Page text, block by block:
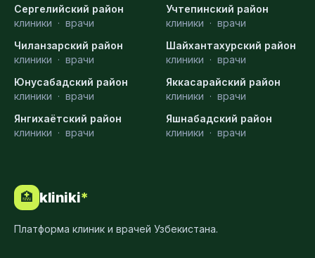
Сергелийский район
клиники · врачи
Учтепинский район
клиники · врачи
Чиланзарский район
клиники · врачи
Шайхантахурский район
клиники · врачи
Юнусабадский район
клиники · врачи
Яккасарайский район
клиники · врачи
Янгихаётский район
клиники · врачи
Яшнабадский район
клиники · врачи
🏥 kliniki*
Платформа клиник и врачей Узбекистана.